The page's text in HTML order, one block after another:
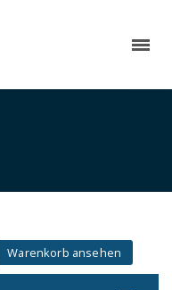
Warenkorb ansehen